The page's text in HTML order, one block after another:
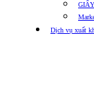
Dịch vụ xuất